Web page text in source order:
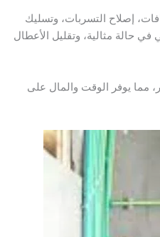
إصلاح التسربات، وتسليك
حالة مثالية، وتقليل الأعطال
مما يوفر الوقت والمال على